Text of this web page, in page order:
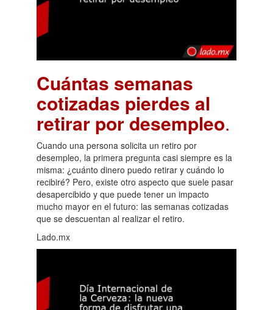
Cuántas semanas
cotizadas pierdes al
retirar por desempleo.
Cuando una persona solicita un retiro por
desempleo, la primera pregunta casi siempre es la
misma: ¿cuánto dinero puedo retirar y cuándo lo
recibiré? Pero, existe otro aspecto que suele pasar
desapercibido y que puede tener un impacto
mucho mayor en el futuro: las semanas cotizadas
que se descuentan al realizar el retiro.
Lado.mx